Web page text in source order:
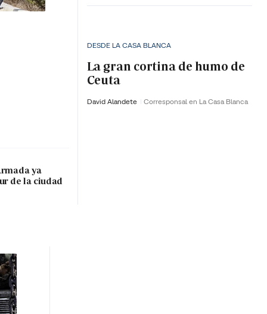
ya
de la ciudad
DESDE LA CASA BLANCA
La gran cortina de humo de
Ceuta
David Alandete Corresponsal en La Casa Blanca